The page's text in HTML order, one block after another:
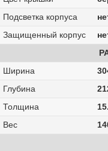
Подсветка корпуса
Защищенный корпус
Ширина
Глубина
Толщина
Вес